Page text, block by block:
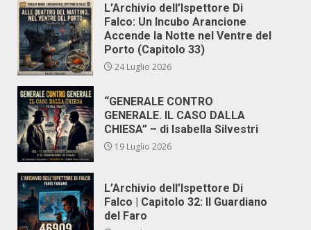
L’Archivio dell’Ispettore Di
Falco: Un Incubo Arancione
Accende la Notte nel Ventre del
Porto (Capitolo 33)
24 Luglio 2026
“GENERALE CONTRO
GENERALE. IL CASO DALLA
CHIESA” – di Isabella Silvestri
19 Luglio 2026
L’Archivio dell’Ispettore Di
Falco | Capitolo 32: Il Guardiano
del Faro